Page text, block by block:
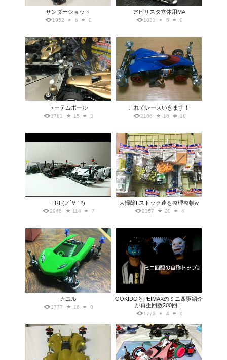
サンダーショット
1952 6 0
アビリスタ立体用MA
1833 5 0
トーテムポール
1781 15 3
これでレースいきます！
2166 16 18
TRF(ノ´∀｀*)
2946 114 7
大掃除!!ストック達を整理整頓w
2357 20 4
カエル
1777 16 0
OOKIDOとPEIMAXのミニ四駆紹介
が再生回数200回！
1775 4 0